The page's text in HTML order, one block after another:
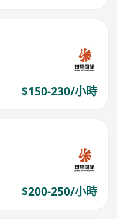
$150-230/小時
$200-250/小時